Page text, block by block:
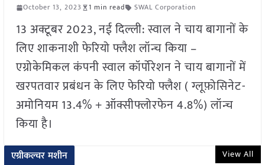
October 13, 2023 1 min read SWAL Corporation
13 अक्टूबर 2023, नई दिल्ली: स्वाल ने चाय बागानों के
लिए शाकनाशी फेरियो फ्लैश लॉन्च किया –
एग्रोकेमिकल कंपनी स्वाल कॉर्पोरेशन ने चाय बागानों में
खरपतवार प्रबंधन के लिए फेरियो फ्लैश ( ग्लूफ़ोसिनेट-
अमोनियम 13.4% + ऑक्सीफ्लोरफेन 4.8%) लॉन्च
किया है।
एग्रीकल्चर मशीन View All